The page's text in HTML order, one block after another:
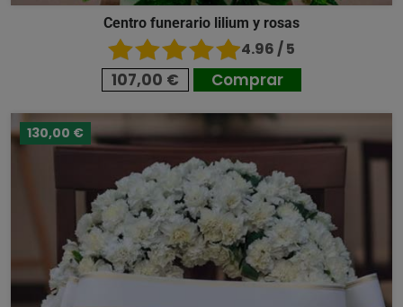
Centro funerario lilium y rosas
4.96 / 5
107,00 € Comprar
130,00 €